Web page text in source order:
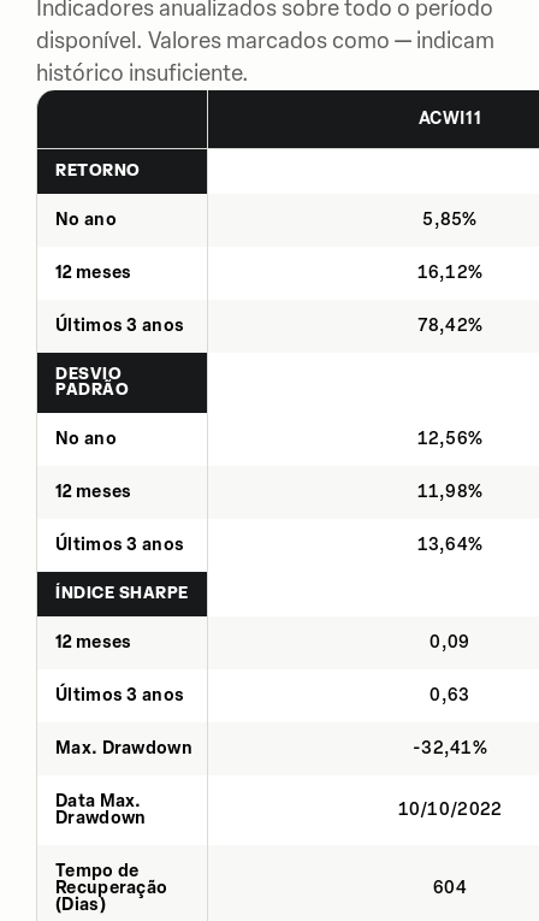
Indicadores anualizados sobre todo o período
disponível. Valores marcados como — indicam
histórico insuficiente.
ACWI11
RETORNO
No ano 5,85%
12 meses 16,12%
Últimos 3 anos 78,42%
DESVIO
PADRÃO
No ano 12,56%
12 meses 11,98%
Últimos 3 anos 13,64%
ÍNDICE SHARPE
12 meses 0,09
Últimos 3 anos 0,63
Max. Drawdown -32,41%
Data Max.
Drawdown
10/10/2022
Tempo de
Recuperação
(Dias)
604